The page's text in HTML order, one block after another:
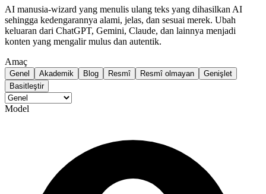
AI manusia-wizard yang menulis ulang teks yang dihasilkan AI
sehingga kedengarannya alami, jelas, dan sesuai merek. Ubah
keluaran dari ChatGPT, Gemini, Claude, dan lainnya menjadi
konten yang mengalir mulus dan autentik.
Amaç
Genel Akademik Blog Resmî Resmî olmayan
Genişlet
Basitleştir
Model